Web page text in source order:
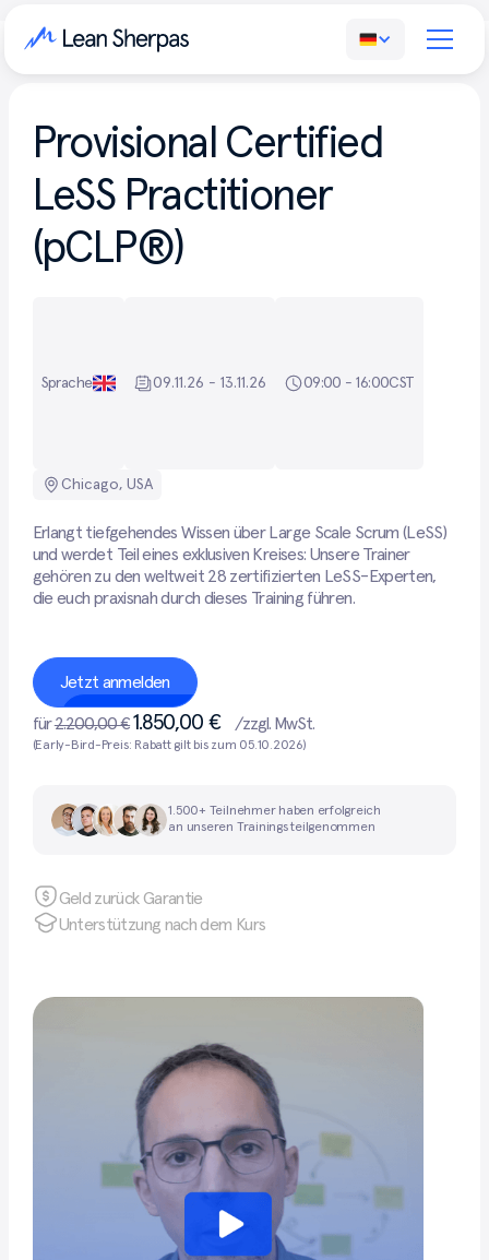
Provisional Certified
LeSS Practitioner
(pCLP®)
Sprache 09.11.26 - 13.11.26 09:00 - 16:00CST
Chicago, USA
Erlangt tiefgehendes Wissen über Large Scale Scrum (LeSS)
und werdet Teil eines exklusiven Kreises: Unsere Trainer
gehören zu den weltweit 28 zertifizierten LeSS-Experten,
die euch praxisnah durch dieses Training führen.
Jetzt anmelden
für2.200,00 €1.850,00 € /zzgl. MwSt.
(Early-Bird-Preis: Rabatt gilt bis zum 05.10.2026)
1.500+ Teilnehmer haben erfolgreich
an unseren Trainings teilgenommen
Geld zurück Garantie
Unterstützung nach dem Kurs